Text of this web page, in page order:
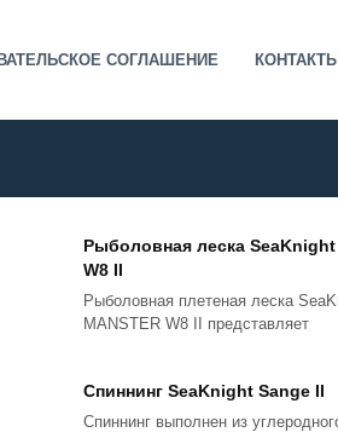
СОГЛАШЕНИЕ КОНТАКТЫ
Рыболовная леска SeaKnight
W8 II
Рыболовная плетеная леска
MANSTER W8 II представляет
Спиннинг SeaKnight Sange II
Спиннинг выполнен из